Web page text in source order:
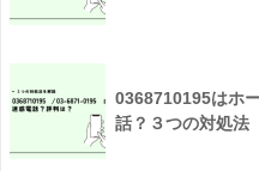
0368710195はホ
話？３つの対処法